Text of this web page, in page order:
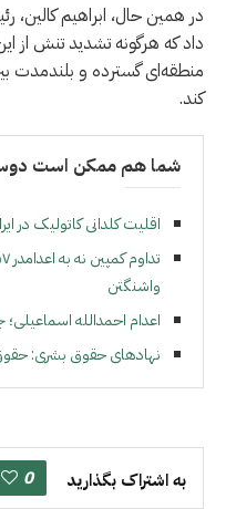
در همین حال، ابراهیم کالین،
داد که هرگونه تشدید تنش از
منطقه‌ای گسترده و بلندمدت بین
کند.
شما هم ممکن است
اقلیت کلدانی کاتولیک در
واشنگتن
اعدام احمدالله
نهادهای حقوق بشری: حقوق
به اشتراک بگذارید 0